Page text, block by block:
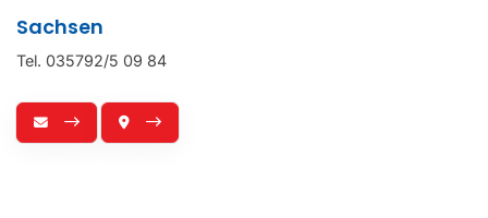
Sachsen
Tel. 035792/5 09 84